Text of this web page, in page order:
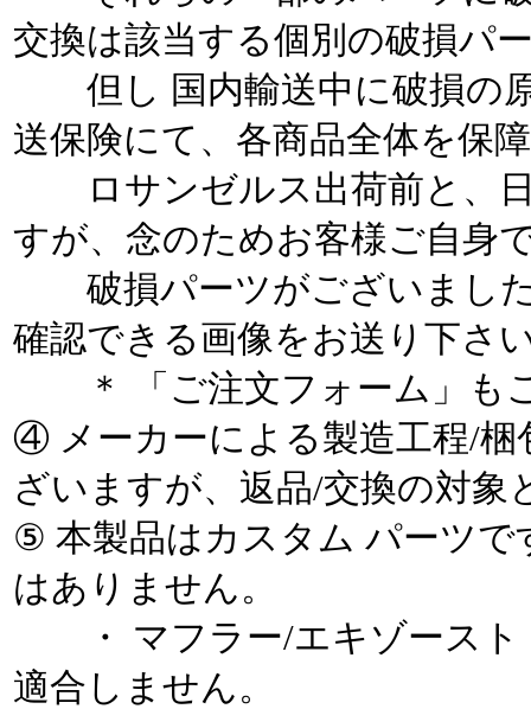
交換は該当する個別の破損パ
但し 国内輸送中に破損の原
送保険にて、各商品全体を保
ロサンゼルス出荷前と、日
すが、念のためお客様ご自身
破損パーツがございました
確認できる画像をお送り下さ
＊ 「ご注文フォーム」も
④ メーカーによる製造工程/梱
ざいますが、返品/交換の対象
⑤ 本製品はカスタム パーツで
はありません。
・ マフラー/エキゾースト
適合しません。